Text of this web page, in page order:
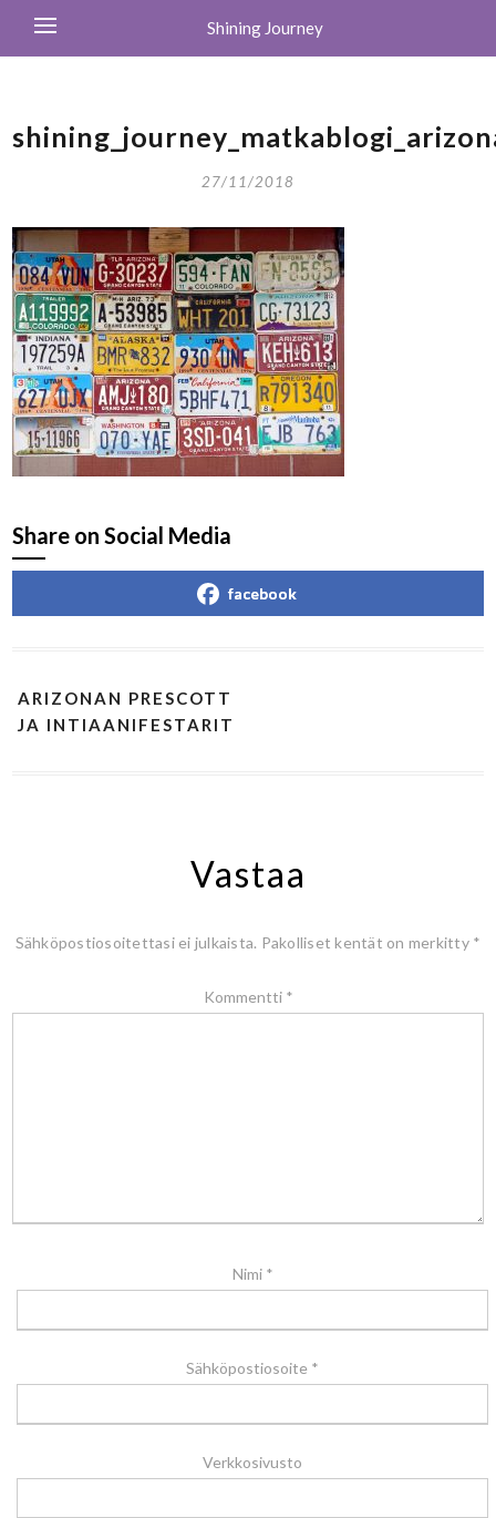
Shining Journey
27/11/2018
Share on Social Media
facebook
ARIZONAN PRESCOTT
JA INTIAANIFESTARIT
Vastaa
Sähköpostiosoitettasi ei julkaista. Pakolliset kentät on merkitty *
Kommentti *
Nimi *
Sähköpostiosoite *
Verkkosivusto